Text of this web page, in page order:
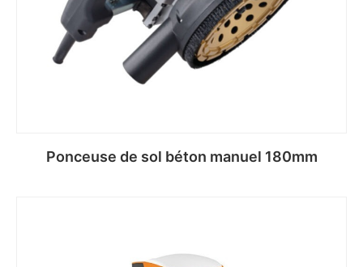
Ponceuse de sol béton manuel 180mm